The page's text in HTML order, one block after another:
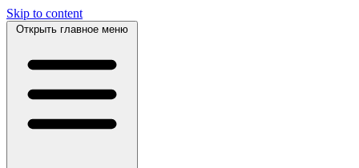
Skip to content
Открыть главное меню